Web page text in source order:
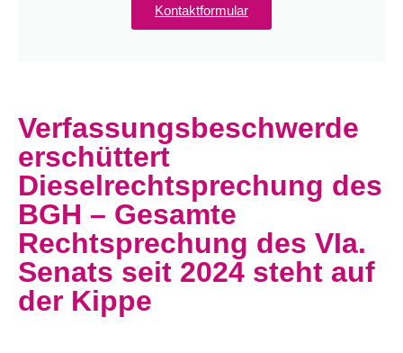
Kontaktformular
Verfassungsbeschwerde
erschüttert
Dieselrechtsprechung des
BGH – Gesamte
Rechtsprechung des VIa.
Senats seit 2024 steht auf
der Kippe